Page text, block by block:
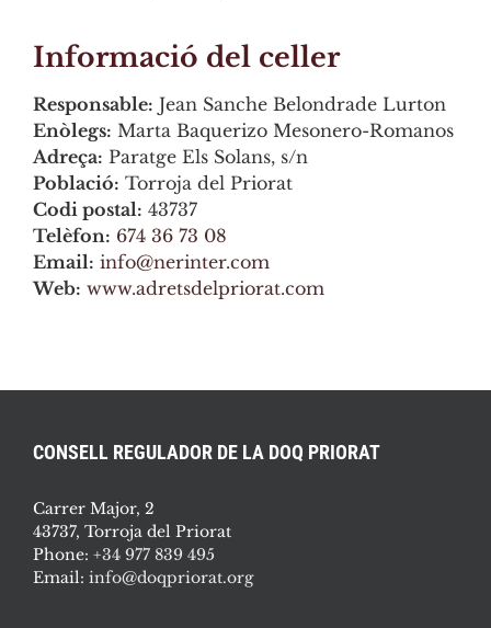
Informació del celler
Responsable: Jean Sanche Belondrade Lurton
Enòlegs: Marta Baquerizo Mesonero-Romanos
Adreça: Paratge Els Solans, s/n
Població: Torroja del Priorat
Codi postal: 43737
Telèfon: 674 36 73 08
Email: info@nerinter.com
Web: www.adretsdelpriorat.com
CONSELL REGULADOR DE LA DOQ PRIORAT
Carrer Major, 2
43737, Torroja del Priorat
Phone: +34 977 839 495
Email: info@doqpriorat.org